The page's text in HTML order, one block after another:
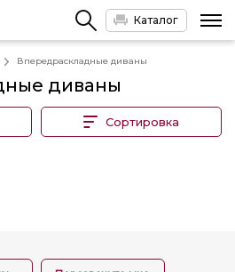
Каталог
Впередраскладные диваны
диваны
Сортировка